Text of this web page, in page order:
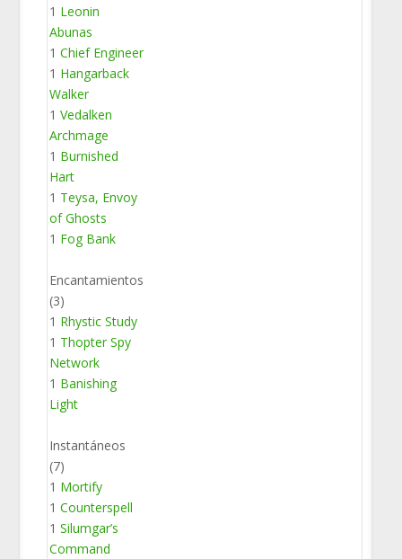
1 Leonin
Abunas
1 Chief Engineer
1 Hangarback
Walker
1 Vedalken
Archmage
1 Burnished
Hart
1 Teysa, Envoy
of Ghosts
1 Fog Bank
Encantamientos
(3)
1 Rhystic Study
1 Thopter Spy
Network
1 Banishing
Light
Instantáneos
(7)
1 Mortify
1 Counterspell
1 Silumgar’s
Command